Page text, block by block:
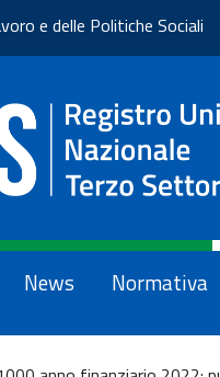
e delle Politiche Sociali
News Normativa